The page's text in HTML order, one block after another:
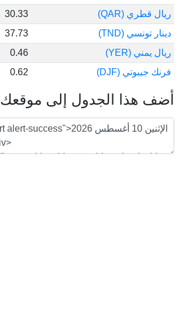
ريال قطري (QAR)
30.33
دينار تونسي (TND)
37.73
ريال يمني (YER)
0.46
فرنك جيبوتي (DJF)
0.62
أضف هذا الجدول إلى موقعك